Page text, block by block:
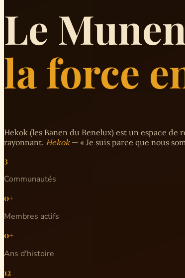
Le
la force
Hekok (les Banen du Benelux) est un espace
rayonnant. Hekok— « Je suis parce que nous
3
Communautés
0+
Membres actifs
0+
Ans d'histoire
12